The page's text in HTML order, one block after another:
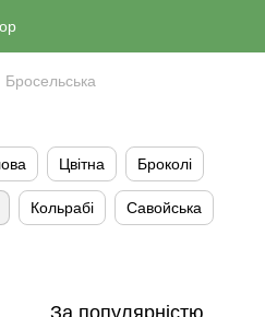
Бросельська
Цвітна Броколі
Кольрабі Савойська
За популярністю